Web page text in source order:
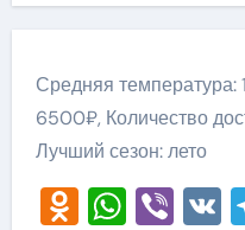
Средняя температура:
6500₽, Количество
Лучший сезон: лето